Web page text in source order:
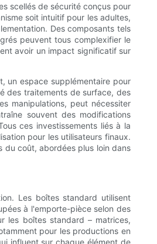
scellés de sécurité conçus pour
soit intuitif pour les adultes,
Des composants tels
peuvent tous complexifier le
avoir un impact significatif sur
un espace supplémentaire pour
des traitements de surface, des
manipulations, peut nécessiter
souvent des modifications
ces investissements liés à la
pour les utilisateurs finaux.
du coût, abordées plus loin dans
Les boîtes standard utilisent
à l'emporte-pièce selon des
les boîtes standard – matrices,
pour les productions en
influent sur chaque élément de